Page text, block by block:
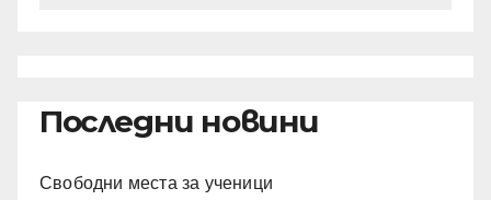
Последни новини
Свободни места за ученици